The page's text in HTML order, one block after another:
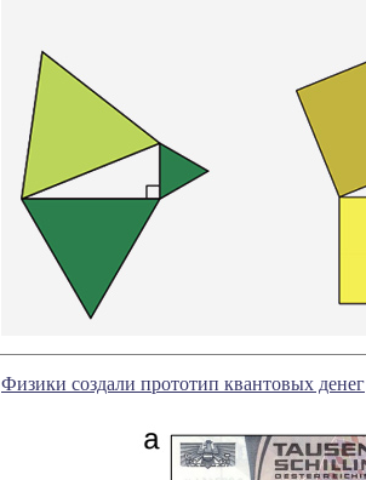
Физики создали прототип квантовых денег